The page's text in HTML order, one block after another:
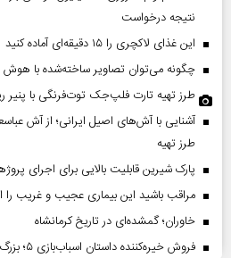
نتیجه درخواست
این غذای لاکچری را ۱۵ دقیقه‌ای آماده کنید
چگونه می‌توان تصاویر ساخته‌شده با
طرز تهیه تارت فلپ‌جک توت‌فرنگی با پنیر
آشنایی با آش‌های اصیل ایرانی؛ از آش
طرز تهیه
پارک شیرین قابلیت‌ بالایی برای اجرای
مراقب باشید این بیماری عجیب و غریب را
خاوران؛ گمشده‌ای در تاریخ کرمانشاه
فروش خیره‌کننده داستان اسباب‌بازی ۵؛ بزرگ‌ترین افتتاحیه سال برای پیکسار